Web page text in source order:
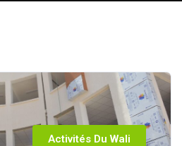
Activités Du Wali